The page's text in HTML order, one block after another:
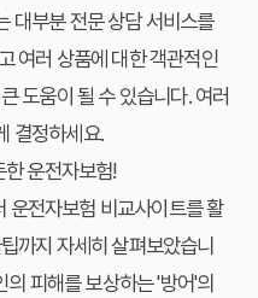
대부분 전문 상담 서비스를
여러 상품에 대한 객관적인
도움이 될 수 있습니다. 여러
결정하세요.
운전자보험!
운전자보험 비교사이트를 활
까지 자세히 살펴보았습니
피해를 보상하는 '방어'의